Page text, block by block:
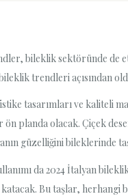
bileklik sektöründe
trendleri açısından
tasarımları ve kaliteli
ön planda olacak. Çiçek
güzelliğini bileklerinde
da 2024 İtalyan
Bu taşlar, herhangi